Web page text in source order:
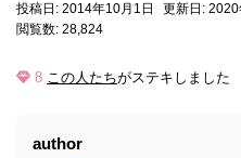
投稿日: 2014年10月1日
更新日:
閲覧数: 28,824
8 この人たちがステキしました
author